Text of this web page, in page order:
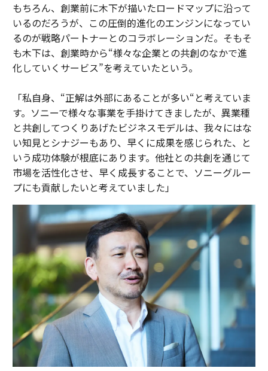
もちろん、創業前に木下が描いたロードマップに沿って
いるのだろうが、この圧倒的進化のエンジンになってい
るのが戦略パートナーとのコラボレーションだ。そもそ
も木下は、創業時から“様々な企業との共創のなかで進
化していくサービス”を考えていたという。
「私自身、“正解は外部にあることが多い“と考えていま
す。ソニーで様々な事業を手掛けてきましたが、異業種
と共創してつくりあげたビジネスモデルは、我々にはな
い知見とシナジーもあり、早くに成果を感じられた、と
いう成功体験が根底にあります。他社との共創を通じて
市場を活性化させ、早く成長することで、ソニーグルー
プにも貢献したいと考えていました」